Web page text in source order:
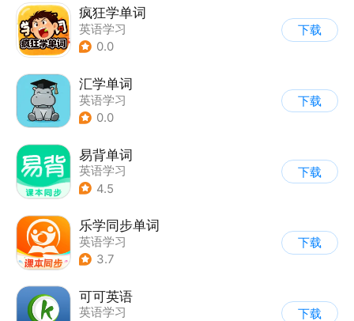
疯狂学单词
英语学习
0.0
下载
汇学单词
英语学习
0.0
下载
易背单词
英语学习
4.5
下载
乐学同步单词
英语学习
3.7
下载
可可英语
英语学习
下载